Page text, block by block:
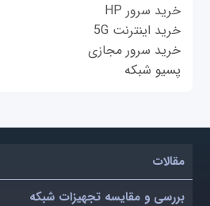
خرید سرور HP
خرید اینترنت 5G
خرید سرور مجازی
پسیو شبکه
مقالات
بررسی و مقایسه تجهیزات شبکه